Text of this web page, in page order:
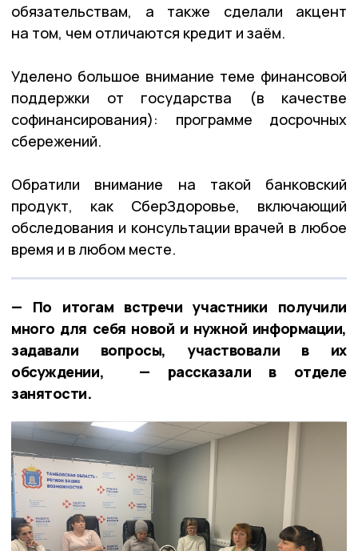
обязательствам, а также сделали акцент
на том, чем отличаются кредит и заём.
Уделено большое внимание теме финансовой
поддержки от государства (в качестве
софинансирования): программе досрочных
сбережений.
Обратили внимание на такой банковский
продукт, как СберЗдоровье, включающий
обследования и консультации врачей в любое
время и в любом месте.
— По итогам встречи участники получили
много для себя новой и нужной информации,
задавали вопросы, участвовали в их
обсуждении, — рассказали в отделе
занятости.